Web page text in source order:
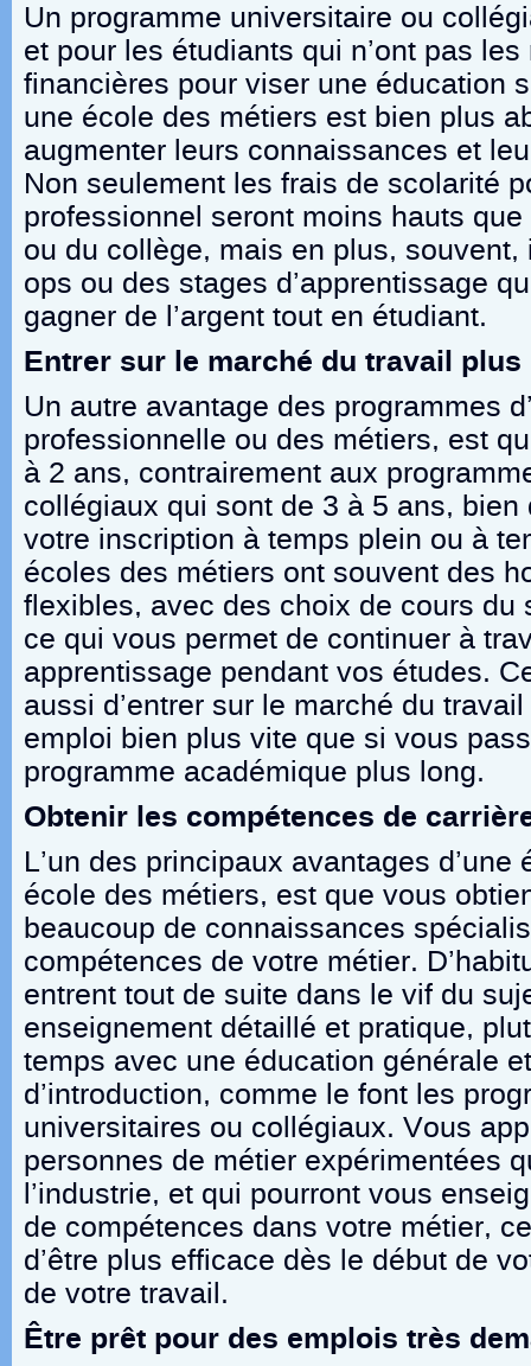
Un programme universitaire ou
et pour les étudiants qui n’ont pas
financières pour viser une éducation
une école des métiers est bien plus
augmenter leurs connaissances et
Non seulement les frais de scolarité
professionnel seront moins hauts que
ou du collège, mais en plus,
ops ou des stages d’apprentissage
gagner de l’argent tout en étudiant.
Entrer sur le marché du travail plus
Un autre avantage des programmes
professionnelle ou des métiers, est
à 2 ans, contrairement aux
collégiaux qui sont de 3 à 5 ans,
votre inscription à temps plein ou à
écoles des métiers ont souvent des
flexibles, avec des choix de cours du
ce qui vous permet de continuer à
apprentissage pendant vos études.
aussi d’entrer sur le marché du
emploi bien plus vite que si vous
programme académique plus long.
Obtenir les compétences de
L’un des principaux avantages
école des métiers, est que vous
beaucoup de connaissances
compétences de votre métier.
entrent tout de suite dans le vif du
enseignement détaillé et pratique,
temps avec une éducation générale
d’introduction, comme le font les
universitaires ou collégiaux. Vous
personnes de métier expérimentées
l’industrie, et qui pourront vous
de compétences dans votre métier,
d’être plus efficace dès le début de
de votre travail.
Être prêt pour des emplois très